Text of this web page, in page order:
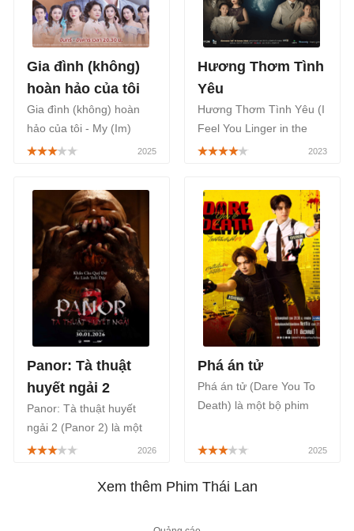
Gia đình (không)
hoàn hảo của tôi
Gia đình (không) hoàn
hảo của tôi - My (Im)
Perfect Family là một bộ
đình mang đến câu
chuyện đầy kịch tính về
một gia tộc khách sạn
giàu có, được phát sóng
trên Netflix, từ ngày
29/07/2025.
Hương Thơm Tình
Yêu
Hương Thơm Tình Yêu (I
Feel You Linger in the
Air) là một bộ phim Thái
phát sóng trên ứng dụng
Youku bắt đầu từ ngày
18/08/2023.
Panor: Tà thuật
huyết ngải 2
Panor: Tà thuật huyết
ngải 2 (Panor 2) là một
bộ phim điện ảnh Thái
giật gân, khám phá sâu
Phá án tử
Phá án tử (Dare You To
Death) là một bộ phim
hành động, trinh thám
chuỗi án mạng liên quan
Xem thêm Phim Thái Lan